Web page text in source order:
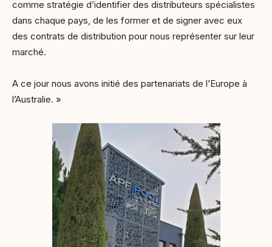
comme stratégie d’identifier des distributeurs spécialistes
dans chaque pays, de les former et de signer avec eux
des contrats de distribution pour nous représenter sur leur
marché.
A ce jour nous avons initié des partenariats de l’Europe à
l’Australie. »